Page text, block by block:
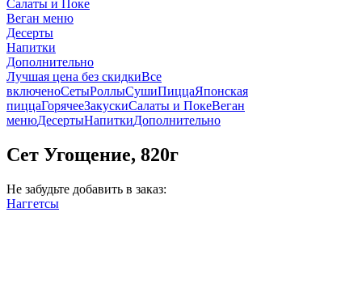
Салаты и Поке
Веган меню
Десерты
Напитки
Дополнительно
Лучшая цена без скидкиВсе
включеноСетыРоллыСушиПиццаЯпонская
пиццаГорячееЗакускиСалаты и ПокеВеган
менюДесертыНапиткиДополнительно
Сет Угощение, 820г
Не забудьте добавить в заказ:
Наггетсы